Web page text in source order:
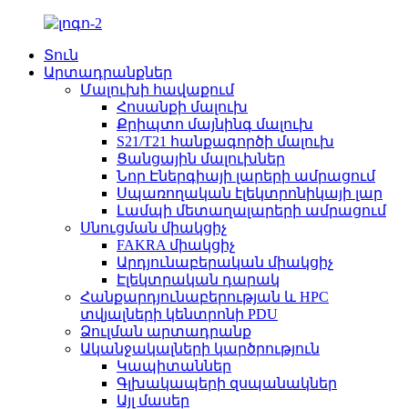
Տուն
Արտադրանքներ
Մալուխի հավաքում
Հոսանքի մալուխ
Քրիպտո մայնինգ մալուխ
S21/T21 հանքագործի մալուխ
Ցանցային մալուխներ
Նոր Էներգիայի լարերի ամրացում
Սպառողական էլեկտրոնիկայի լար
Լամպի մետաղալարերի ամրացում
Սնուցման միակցիչ
FAKRA միակցիչ
Արդյունաբերական միակցիչ
Էլեկտրական դարակ
Հանքարդյունաբերության և HPC
տվյալների կենտրոնի PDU
Ձուլման արտադրանք
Ականջակալների կարծրություն
Կապիտաններ
Գլխակապերի զսպանակներ
Այլ մասեր